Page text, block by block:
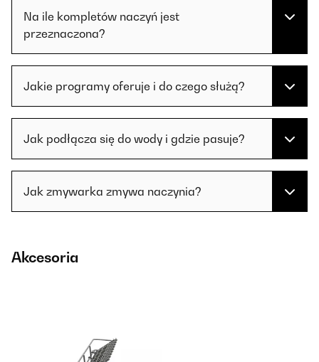
Na ile kompletów naczyń jest
przeznaczona?
Jakie programy oferuje i do czego służą?
Jak podłącza się do wody i gdzie pasuje?
Jak zmywarka zmywa naczynia?
Akcesoria